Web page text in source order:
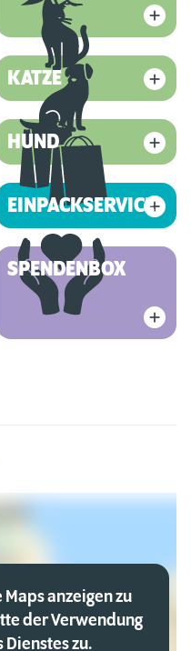
KATZE
HUND
EINPACKSERVICE
SPENDENBOX
anzeigen zu
der Verwendung
Dienstes zu.